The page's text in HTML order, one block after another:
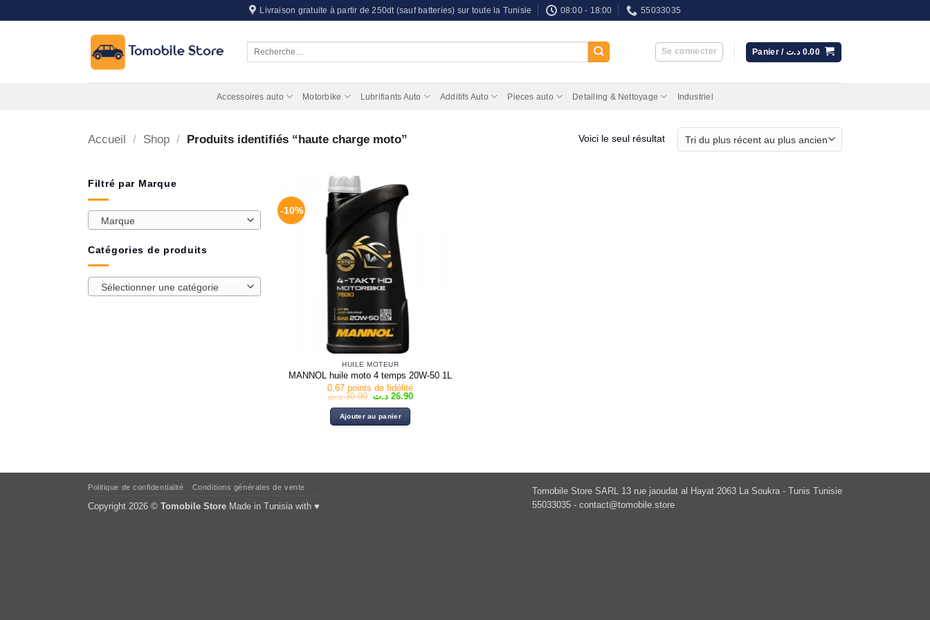
au
Livraison gratuite à partir de 250dt (sauf batteries) sur toute la Tunisie 08:00 - 18:00 55033035
Se connecter Panier / 0.00 د.ت
Accessoires auto Motorbike Lubrifiants Auto Additifs Auto Pieces auto Detailing & Nettoyage Industriel
Accueil / Shop / Produits identifiés “haute charge moto” Voici le seul résultat
Filtré par Marque
Marque
Catégories de produits
Sélectionner une catégorie
-10%
HUILE MOTEUR
MANNOL huile moto 4 temps 20W-50 1L
0.67 points de fidélité
30.00 د.ت
Le
prix
initial
était :
26.90 د.ت
Le
Ajouter au panier
Tomobile Store SARL 13 rue jaoudat al Hayat 2063 La Soukra - Tunis Tunisie
55033035 - contact@tomobile.store
Politique de confidentialité Conditions générales de vente
Copyright 2026 © Tomobile Store Made in Tunisia with ♥